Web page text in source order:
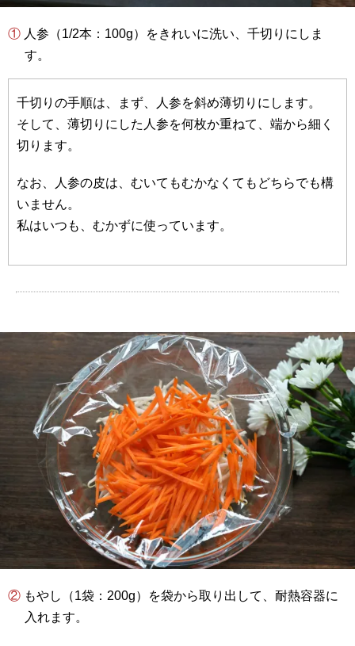
① 人参（1/2本：100g）をきれいに洗い、千切りにしま
す。
千切りの手順は、まず、人参を斜め薄切りにします。
そして、薄切りにした人参を何枚か重ねて、端から細く
切ります。
なお、人参の皮は、むいてもむかなくてもどちらでも構
いません。
私はいつも、むかずに使っています。
② もやし（1袋：200g）を袋から取り出して、耐熱容器に
入れます。